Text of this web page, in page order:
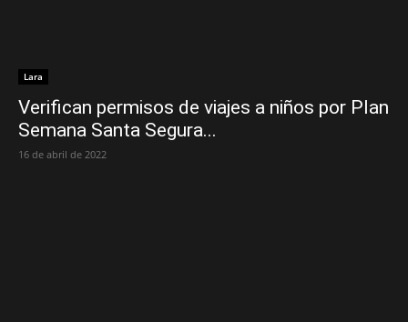
Lara
Verifican permisos de viajes a niños por Plan
Semana Santa Segura...
16 de abril de 2022